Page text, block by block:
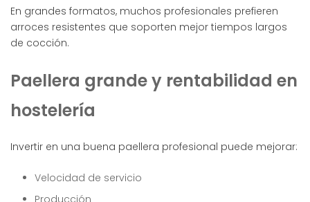
En grandes formatos, muchos profesionales prefieren
arroces resistentes que soporten mejor tiempos largos
de cocción.
Paellera grande y rentabilidad en
hostelería
Invertir en una buena paellera profesional puede mejorar:
Velocidad de servicio
Producción